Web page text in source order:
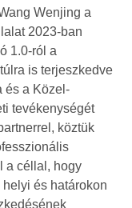
Wenjing a
2023-ban
1.0-ról a
is terjeszkedve
és a Közel-
tevékenységét
köztük
a céllal, hogy
és határokon